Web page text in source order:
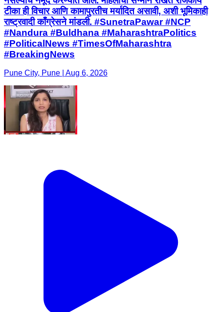
टीका ही विचार आणि कामापुरतीच मर्यादित असावी, अशी भूमिकाही
राष्ट्रवादी काँग्रेसने मांडली. #SunetraPawar #NCP
#Nandura #Buldhana #MaharashtraPolitics
#PoliticalNews #TimesOfMaharashtra
#BreakingNews
Pune City, Pune | Aug 6, 2026